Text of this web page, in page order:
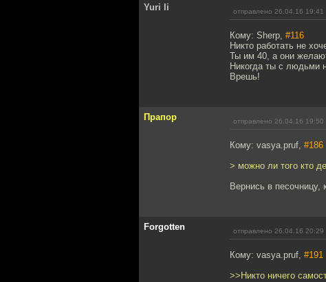
Yuri li отправлено 26.04.16 19:41
Кому: Sherp, #116
Никто работать не
Ты им 40, а они
Никогда ты с людьми
Врешь!
Прапор отправлено 26.04.16 19:50
Кому: vasya.pruf, #186
> можно ли того кто
Вернись в
Forgotten отправлено 26.04.16 20:29
Кому: vasya.pruf, #191
>>Никто ничего